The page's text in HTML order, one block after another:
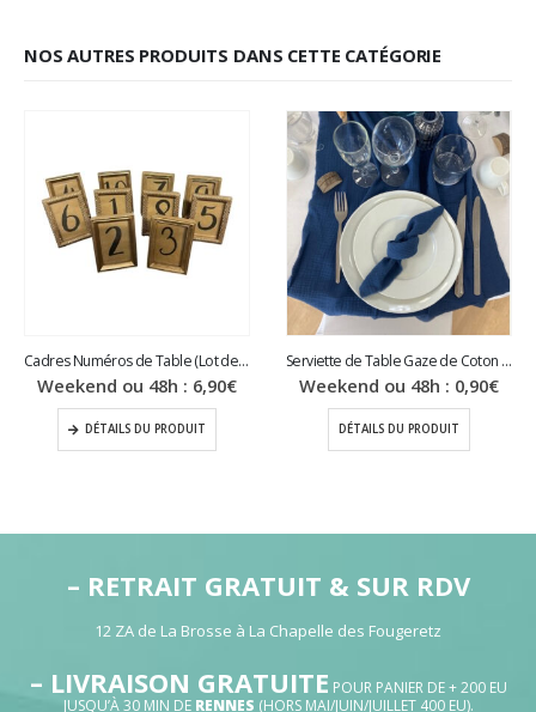
NOS AUTRES PRODUITS DANS CETTE CATÉGORIE
Cadres Numéros de Table (Lot de 10)
Weekend ou 48h : 6,90€
DÉTAILS DU PRODUIT
Serviette de Table Gaze de Coton (35x35cm)
Weekend ou 48h : 0,90€
DÉTAILS DU PRODUIT
– RETRAIT GRATUIT & SUR RDV
12 ZA de La Brosse à La Chapelle des Fougeretz
– LIVRAISON GRATUITE POUR PANIER DE + 200 EU
JUSQU’À 30 MIN DE RENNES (HORS MAI/JUIN/JUILLET 400 EU).